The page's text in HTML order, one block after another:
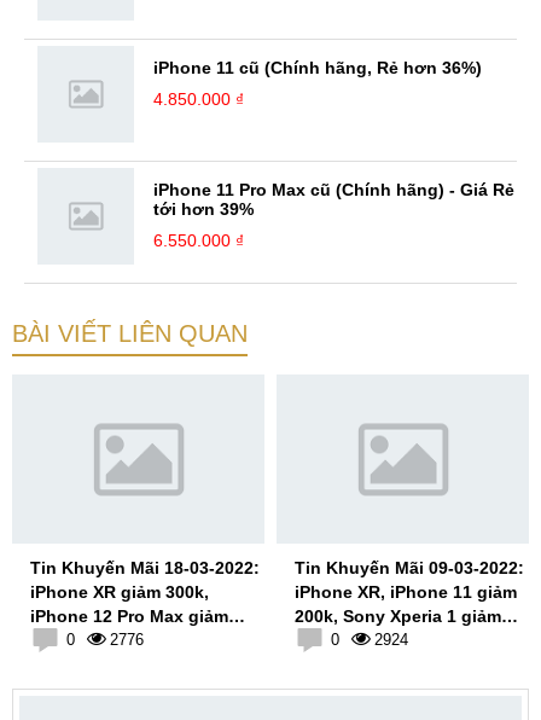
iPhone 11 cũ (Chính hãng, Rẻ hơn 36%)
4.850.000 ₫
iPhone 11 Pro Max cũ (Chính hãng) - Giá Rẻ
tới hơn 39%
6.550.000 ₫
BÀI VIẾT LIÊN QUAN
Tin Khuyến Mãi 18-03-2022:
iPhone XR giảm 300k,
iPhone 12 Pro Max giảm
500k0 2776
Tin Khuyến Mãi 09-03-2022:
iPhone XR, iPhone 11 giảm
200k, Sony Xperia 1 giảm
200k0 2924